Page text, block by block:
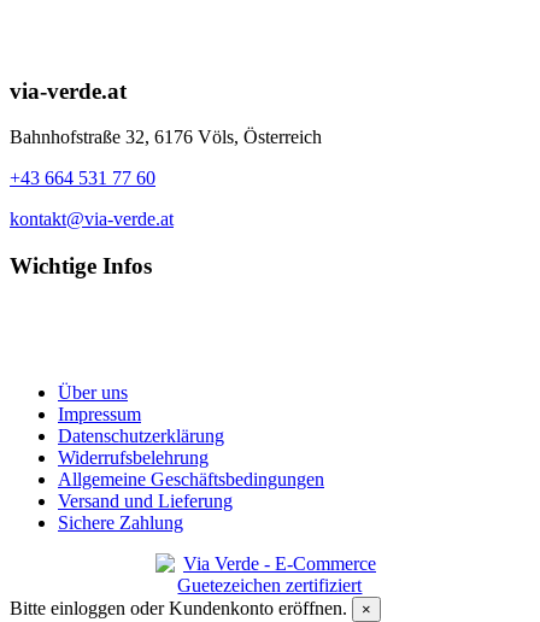
via-verde.at
Bahnhofstraße 32, 6176 Völs, Österreich
+43 664 531 77 60
kontakt@via-verde.at
Wichtige Infos
Über uns
Impressum
Datenschutzerklärung
Widerrufsbelehrung
Allgemeine Geschäftsbedingungen
Versand und Lieferung
Sichere Zahlung
Bitte einloggen oder Kundenkonto eröffnen. ×